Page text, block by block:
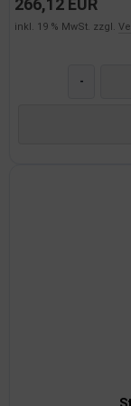
266,12 EUR
inkl. 19 % MwSt. zzgl.
-